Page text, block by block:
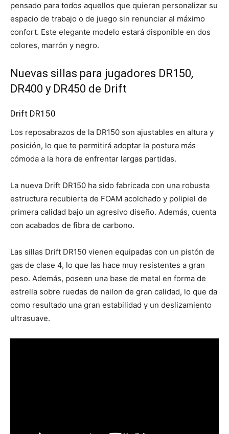
pensado para todos aquellos que quieran personalizar su
espacio de trabajo o de juego sin renunciar al máximo
confort. Este elegante modelo estará disponible en dos
colores, marrón y negro.
Nuevas sillas para jugadores DR150,
DR400 y DR450 de Drift
Drift DR150
Los reposabrazos de la DR150 son ajustables en altura y
posición, lo que te permitirá adoptar la postura más
cómoda a la hora de enfrentar largas partidas.
La nueva Drift DR150 ha sido fabricada con una robusta
estructura recubierta de FOAM acolchado y polipiel de
primera calidad bajo un agresivo diseño. Además, cuenta
con acabados de fibra de carbono.
Las sillas Drift DR150 vienen equipadas con un pistón de
gas de clase 4, lo que las hace muy resistentes a gran
peso. Además, poseen una base de metal en forma de
estrella sobre ruedas de nailon de gran calidad, lo que da
como resultado una gran estabilidad y un deslizamiento
ultrasuave.